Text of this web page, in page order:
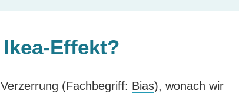
Effekt?
(Fachbegriff: Bias), wonach wir